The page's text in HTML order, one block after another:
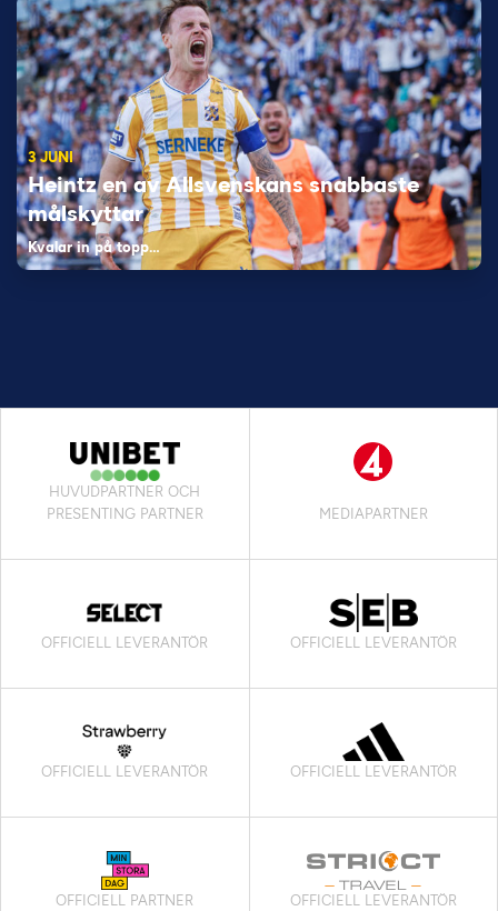
3 JUNI
Heintz en av Allsvenskans snabbaste
målskyttar
Kvalar in på topp…
HUVUDPARTNER OCH
PRESENTING PARTNER
MEDIAPARTNER
OFFICIELL LEVERANTÖR OFFICIELL LEVERANTÖR
OFFICIELL LEVERANTÖR OFFICIELL LEVERANTÖR
OFFICIELL PARTNER OFFICIELL LEVERANTÖR